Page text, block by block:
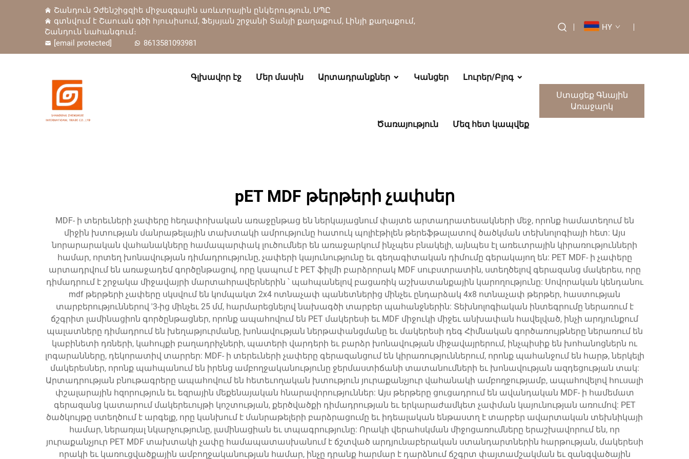
Շանդուն Չժենշիցզիե միջազգային առևտրային ընկերություն, ՍՊԸ
գտնվում է Շաուան գծի հյուսիսում, Ֆեյսյան շրջանի Տանյի քաղաքում, Լինյի քաղաքում,
Շանդուն նահանգում։
[email protected]
8613581093981
HY
Գլխավոր էջ Մեր մասին Արտադրանքներ Կանցեր Լուրեր/Բլոգ
Ծառայություն Մեզ հետ կապվեք
Ստացեք Գնային
Առաջարկ
pET MDF թերթերի չափսեր
MDF- ի տերեւների չափերը հեղափոխական առաջընթաց են ներկայացնում փայտե արտադրատեսակների մեջ, որոնք համատեղում են
միջին խտության մանրաթելային տախտակի ամրությունը հատուկ պոլիէթիլեն թերեֆթալատով ծածկման տեխնոլոգիայի հետ: Այս
նորարարական վահանակները համապարփակ լուծումներ են առաջարկում ինչպես բնակելի, այնպես էլ առեւտրային կիրառությունների
համար, որտեղ խոնավության դիմադրությունը, չափերի կայունությունը եւ գեղագիտական դիմումը գերակայող են: PET MDF- ի չափերը
արտադրվում են առաջադեմ գործընթացով, որը կապում է PET ֆիլմի բարձրորակ MDF սուբստրատին, ստեղծելով գերազանց մակերես, որը
դիմադրում է շրջակա միջավայրի մարտահրավերներին ՝ պահպանելով բացառիկ աշխատանքային կարողությունը: Սովորական կենդանու
mdf թերթերի չափերը սկսվում են կոմպակտ 2x4 ոտնաչափ պանետներից մինչեւ ընդարձակ 4x8 ոտնաչափ թերթեր, հաստության
տարբերություններով '3-ից մինչեւ 25 մմ, հարմարեցնելով նախագծի տարբեր պահանջներին: Տեխնոլոգիական ինտեգրումը ներառում է
ճշգրիտ լամինացիոն գործընթացներ, որոնք ապահովում են PET մակերեսի եւ MDF միջուկի միջեւ անխափան հավելված, ինչի արդյունքում
պալատները դիմադրում են խեղաթյուրմանը, խոնավության ներթափանցմանը եւ մակերեսի դեգ Հիմնական գործառույթները ներառում են
կաբինետի դռների, կահույքի բաղադրիչների, պատերի վարդերի եւ բարձր խոնավության միջավայրերում, ինչպիսիք են խոհանոցներն ու
լոգարանները, դեկորատիվ տարրեր: MDF- ի տերեւների չափերը գերազանցում են կիրառություններում, որոնք պահանջում են հարթ, ներկելի
մակերեսներ, որոնք պահպանում են իրենց ամբողջականությունը ջերմաստիճանի տատանումների եւ խոնավության ազդեցության տակ:
Արտադրության բնութագրերը ապահովում են հետեւողական խտություն յուրաքանչյուր վահանակի ամբողջությամբ, ապահովելով հուսալի
փշալարային հզորություն եւ եզրային մեքենայական հնարավորություններ: Այս թերթերը ցուցադրում են ավանդական MDF- ի համեմատ
գերազանց կատարում մակերեւույթի կոշտության, քերծվածքի դիմադրության եւ երկարաժամկետ չափման կայունության առումով: PET
ծածկույթը ստեղծում է արգելք, որը կանխում է մանրաթելերի բարձրացումը եւ իդեալական ենթաստղ է տարբեր ավարտական տեխնիկայի
համար, ներառյալ նկարչությունը, լամինացիան եւ տպագրությունը: Որակի վերահսկման միջոցառումները երաշխավորում են, որ
յուրաքանչյուր PET MDF տախտակի չափը համապատասխանում է ճշտված արդյունաբերական ստանդարտներին հարթության, մակերեսի
որակի եւ կառուցվածքային ամբողջականության համար, ինչը դրանք հարմար է դարձնում ճշգրտ փայտամշակման եւ զանգվածային